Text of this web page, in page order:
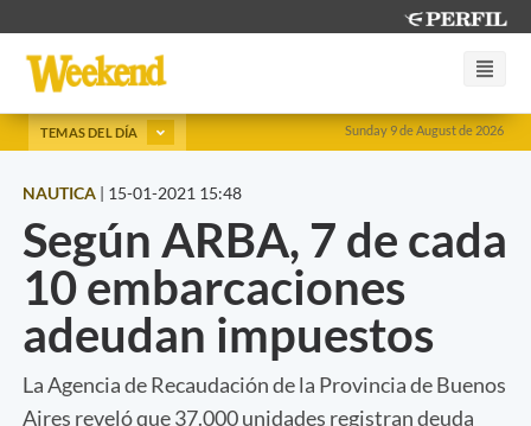
Sunday 9 de August de 2026
TEMAS DEL DÍA
NAUTICA | 15-01-2021 15:48
Según ARBA, 7 de cada
10 embarcaciones
adeudan impuestos
La Agencia de Recaudación de la Provincia de Buenos
Aires reveló que 37.000 unidades registran deuda